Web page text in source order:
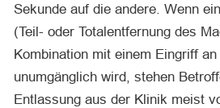
Sekunde auf die andere. Wenn
(Teil- oder Totalentfernung des
Kombination mit einem Eingriff
unumgänglich wird, stehen
Entlassung aus der Klinik meist